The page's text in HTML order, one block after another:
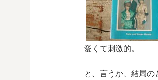
愛くて刺激的。
と、言うか、結局の